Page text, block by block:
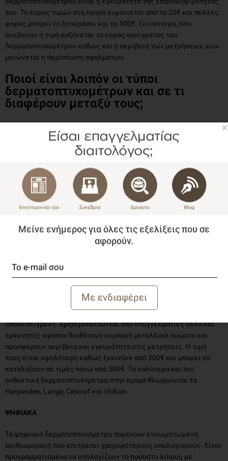
του. Το εύρος τιμών στη αγορά κυμαίνεται από τα 20€ και πολλές
φορές μπορεί να ξεπεράσει και τα 500€. Γενικότερα, όσο
ανεβαίνει η τιμή αυξάνεται το εύρος ανοίγματος του
δερματοπτυχομέτρου καθώς και η ακρίβεια των μετρήσεων, ενώ
μειώνεται η περίπτωση σφαλμάτων.
Ποιοί είναι λοιπόν οι τύποι
δερματοπτυχομέτρων και σε τι
διαφέρουν μεταξύ τους;
ΠΛΑΣΤΙΚΑ
Σε αυτή την κατηγορία βρίσκονται τα πιο κοινά
δερματοπτυχόμετρα. Η τιμή τους ξεκινά από 20 - 30€ και μπορούν
να φτάσουν μέχρι και τα 100€, γεγονός που τα καθιστά οικονομικά
προσβάσιμα, ωστόσο η κατασκευή τους δεν είναι ιδιαίτερα
ανθεκτική σε σχέση με άλλα. Θεωρείται ένα αποδεκτό εργαλείο
πρακτικής εξάσκησης, για φοιτητές ή για προσωπική χρήση
εφόσον έχει μικρό κόστος. Παρόλα αυτά, κάποια δε συνίστανται
για κλινική χρήση λόγω της χαμηλής τους αξιοπιστίας και
ΜΕΤΑΛΛΙΚΑ
Αυτού του τύπου τα δερματοπτυχόμετρα είναι γνωστά για την
ανθεκτικότητα και κυρίως τις ακριβέστερες μετρήσεις τους,
καθώς η εγκυρότητά τους είναι κλινικά και επιστημονικά
αποδεδειγμένη. Χρησιμοποιούνται από επαγγελματίες αλλά και
ερευνητές εφόσον διαθέτουν συμπαγή μεταλλικά σώματα και
προσφέρουν ακρίβεια και εγκυρότητα στις μετρήσεις. Η τιμή
τους είναι υψηλότερη καθώς ξεκινάνε από 200€ και μπορεί να
καταλήξουν σε τιμές πάνω από 500€. Τα καλύτερα και πιο
ανθεκτικά δερματοπτυχόμετρα στην αγορά θεωρούνται τα
Harpenden, Lange, Cescorf και Holtain.
ΨΗΦΙΑΚΑ
Τα ψηφιακά δερματοπτυχόμετρα παρέχουν ενσωματωμένη
αριθμομηχανή που επιτρέπει γρηγορότερους υπολογισμούς. Είναι
προγραμματισμένα να υπολογίζουν το ποσοστό λίπους με
×
Μείνε ενήμερος για όλες τις εξελίξεις που σε
αφορούν.